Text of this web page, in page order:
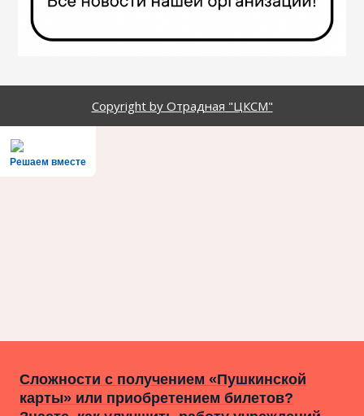
Copyright by Отрадная "ЦКСМ"
Решаем вместе
Сложности с получением «Пушкинской
карты» или приобретением билетов?